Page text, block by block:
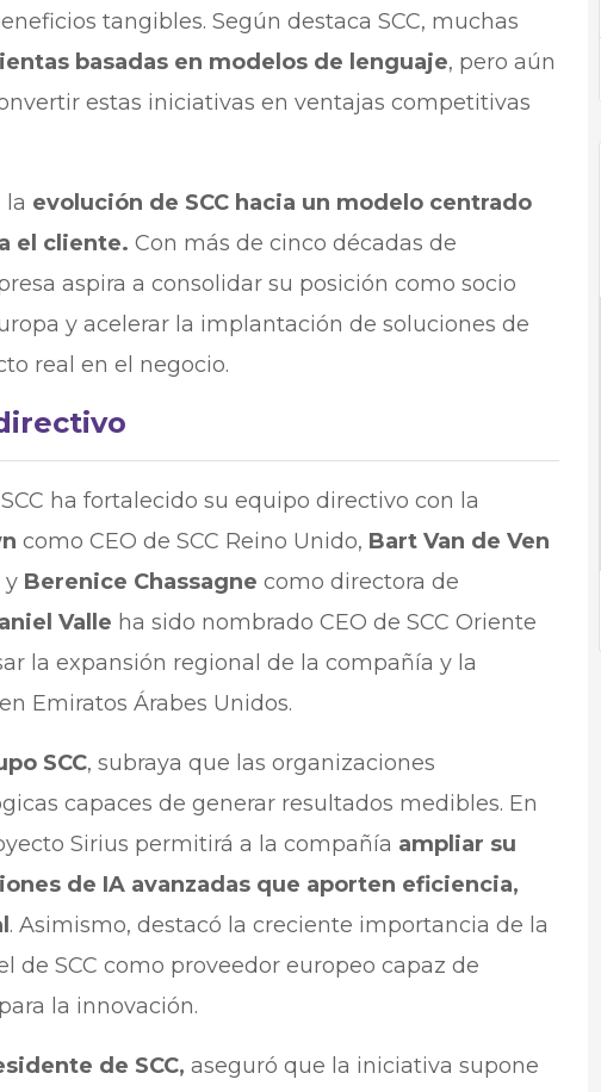
tangibles. Según destaca SCC, muchas
basadas en modelos de lenguaje, pero aún
estas iniciativas en ventajas competitivas
la evolución de SCC hacia un modelo centrado
el cliente. Con más de cinco décadas de
aspira a consolidar su posición como socio
y acelerar la implantación de soluciones de
real en el negocio.
ha fortalecido su equipo directivo con la
como CEO de SCC Reino Unido, Bart Van de Ven
y Berenice Chassagne como directora de
Valle ha sido nombrado CEO de SCC Oriente
la expansión regional de la compañía y la
Emiratos Árabes Unidos.
SCC, subraya que las organizaciones
capaces de generar resultados medibles. En
Sirius permitirá a la compañía ampliar su
de IA avanzadas que aporten eficiencia,
. Asimismo, destacó la creciente importancia de la
de SCC como proveedor europeo capaz de
la innovación.
de SCC, aseguró que la iniciativa supone